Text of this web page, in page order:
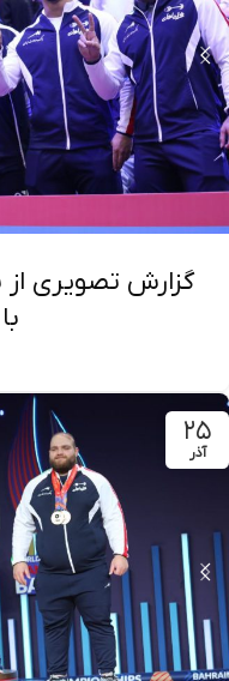
گزارش تصویری
۲۵
آذر